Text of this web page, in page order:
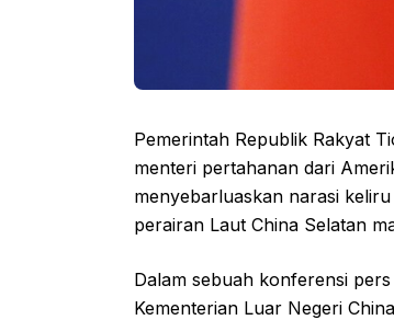
Pemerintah Republik Rakyat
menteri pertahanan dari
menyebarluaskan narasi
perairan Laut China Selatan
Dalam sebuah konferensi
Kementerian Luar Negeri